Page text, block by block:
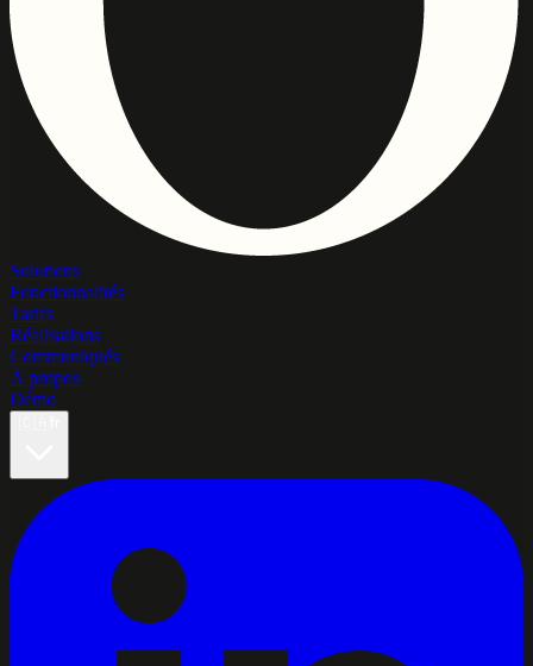
Solutions
Fonctionnalités
Tarifs
Réalisations
Communiqués
À propos
Démo